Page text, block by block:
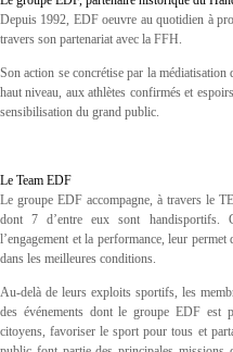
Depuis 1992, EDF oeuvre au quotidien à
travers son partenariat avec la FFH.
Son action se concrétise par la
haut niveau, aux athlètes confirmés et
sensibilisation du grand public.
Le Team EDF
Le groupe EDF accompagne, à travers le
dont 7 d’entre eux sont handisportifs.
l’engagement et la performance, leur
dans les meilleures conditions.
Au-delà de leurs exploits sportifs, les
des événements dont le groupe EDF est
citoyens, favoriser le sport pour tous et